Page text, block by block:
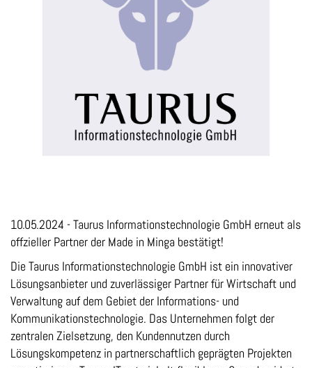
10.05.2024 - Taurus Informationstechnologie GmbH erneut als
offzieller Partner der Made in Minga bestätigt!
Die Taurus Informationstechnologie GmbH ist ein innovativer
Lösungsanbieter und zuverlässiger Partner für Wirtschaft und
Verwaltung auf dem Gebiet der Informations- und
Kommunikationstechnologie. Das Unternehmen folgt der
zentralen Zielsetzung, den Kundennutzen durch
Lösungskompetenz in partnerschaftlich geprägten Projekten